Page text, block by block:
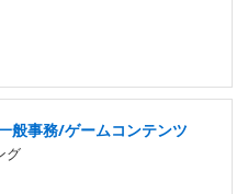
般事務/ゲームコンテンツ
グ